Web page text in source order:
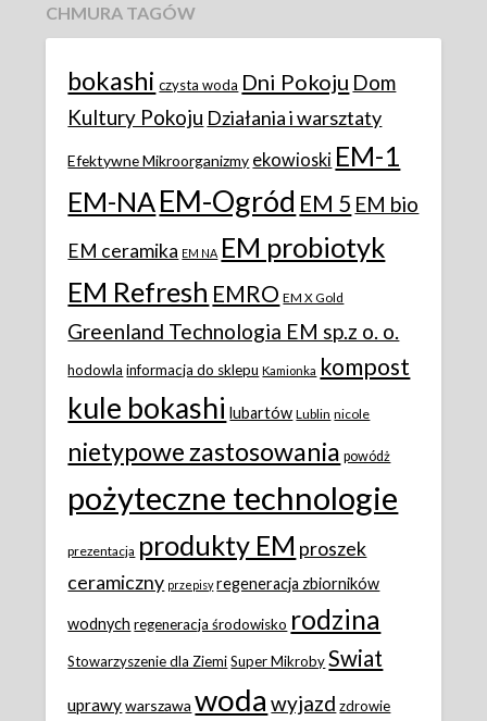
CHMURA TAGÓW
bokashi czysta woda Dni Pokoju Dom
Kultury Pokoju Działania i warsztaty
Efektywne Mikroorganizmy ekowioski EM-1
EM-NAEM-Ogród EM 5 EM bio
EM ceramika EM NA EM probiotyk
EM Refresh EMRO EM X Gold
Greenland Technologia EM sp.z o. o.
hodowla informacja do sklepu Kamionka kompost
kule bokashi lubartów Lublin nicole
nietypowe zastosowania powódż
pożyteczne technologie
prezentacja produkty EM proszek
ceramiczny przepisy regeneracja zbiorników
wodnych regeneracja środowisko rodzina
Stowarzyszenie dla Ziemi Super Mikroby Swiat
uprawy warszawa woda wyjazd zdrowie